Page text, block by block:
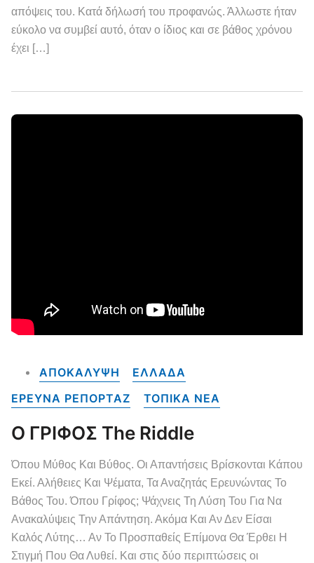
απόψεις του. Κατά δήλωσή του προφανώς. Άλλωστε ήταν
εύκολο να συμβεί αυτό, όταν ο ίδιος και σε βάθος χρόνου
έχει […]
ΑΠΟΚΑΛΥΨΗ
ΕΛΛΑΔΑ
ΕΡΕΥΝΑ ΡΕΠΟΡΤΑΖ
ΤΟΠΙΚΑ NEA
Ο ΓΡΙΦΟΣ The Riddle
Όπου Μύθος Και Βύθος. Οι Απαντήσεις Βρίσκονται Κάπου
Εκεί. Αλήθειες Και Ψέματα, Τα Αναζητάς Ερευνώντας Το
Βάθος Του. Όπου Γρίφος; Ψάχνεις Τη Λύση Του Για Να
Ανακαλύψεις Την Απάντηση. Ακόμα Και Αν Δεν Είσαι
Καλός Λύτης… Αν Το Προσπαθείς Επίμονα Θα Έρθει Η
Στιγμή Που Θα Λυθεί. Και στις δύο περιπτώσεις οι